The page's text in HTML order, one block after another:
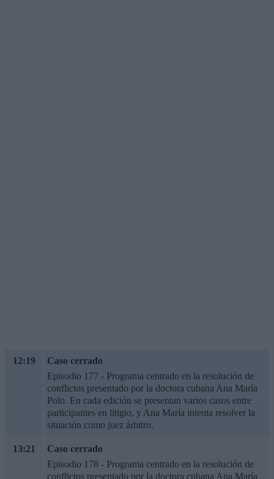
12:19
Caso cerrado
Episodio 177 - Programa centrado en la resolución de
conflictos presentado por la doctora cubana Ana María
Polo. En cada edición se presentan varios casos entre
participantes en litigio, y Ana María intenta resolver la
situación como juez árbitro.
13:21
Caso cerrado
Episodio 178 - Programa centrado en la resolución de
conflictos presentado por la doctora cubana Ana María